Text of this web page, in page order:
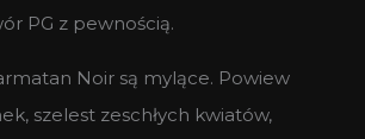
PG z pewnością.
Noir są mylące. Powiew
szelest zeschłych kwiatów,